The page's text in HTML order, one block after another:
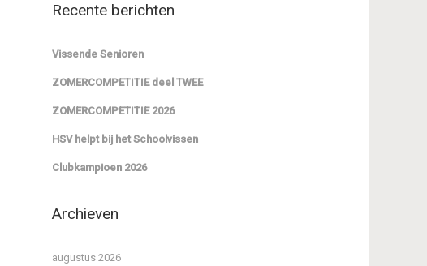
Recente berichten
Vissende Senioren
ZOMERCOMPETITIE deel TWEE
ZOMERCOMPETITIE 2026
HSV helpt bij het Schoolvissen
Clubkampioen 2026
Archieven
augustus 2026